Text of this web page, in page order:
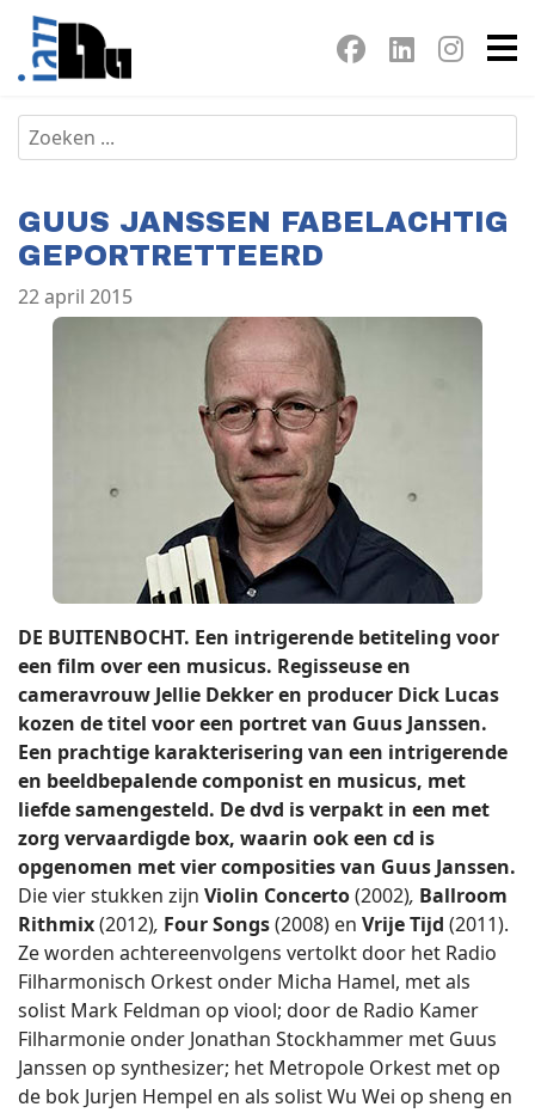
GUUS JANSSEN FABELACHTIG
GEPORTRETTEERD
22 april 2015
DE BUITENBOCHT. Een intrigerende betiteling voor
een film over een musicus. Regisseuse en
cameravrouw Jellie Dekker en producer Dick Lucas
kozen de titel voor een portret van Guus Janssen.
Een prachtige karakterisering van een intrigerende
en beeldbepalende componist en musicus, met
liefde samengesteld. De dvd is verpakt in een met
zorg vervaardigde box, waarin ook een cd is
opgenomen met vier composities van Guus Janssen.
Die vier stukken zijn Violin Concerto(2002), Ballroom
Rithmix(2012), Four Songs(2008) en Vrije Tijd (2011).
Ze worden achtereenvolgens vertolkt door het Radio
Filharmonisch Orkest onder Micha Hamel, met als
solist Mark Feldman op viool; door de Radio Kamer
Filharmonie onder Jonathan Stockhammer met Guus
Janssen op synthesizer; het Metropole Orkest met op
de bok Jurjen Hempel en als solist Wu Wei op sheng en